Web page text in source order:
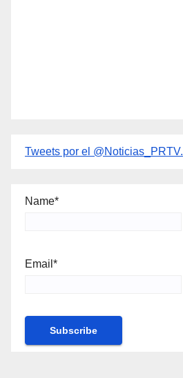
Tweets por el @Noticias_PRTV.
Name*
Email*